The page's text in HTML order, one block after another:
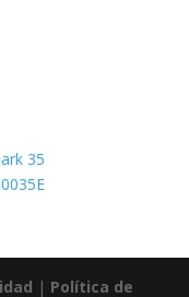
35
| Política de